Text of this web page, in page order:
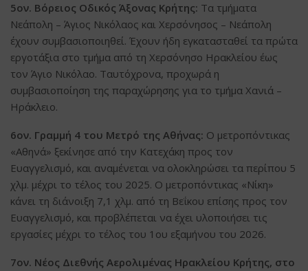
5ον. Βόρειος Οδικός Άξονας Κρήτης: Τα τμήματα
Νεάπολη – Άγιος Νικόλαος και Χερσόνησος – Νεάπολη
έχουν συμβασιοποιηθεί. Έχουν ήδη εγκατασταθεί τα πρώτα
εργοτάξια στο τμήμα από τη Χερσόνησο Ηρακλείου έως
τον Άγιο Νικόλαο. Ταυτόχρονα, προχωρά η
συμβασιοποίηση της παραχώρησης για το τμήμα Χανιά –
Ηράκλειο.
6ον. Γραμμή 4 του Μετρό της Αθήνας: Ο μετροπόντικας
«Αθηνά» ξεκίνησε από την Κατεχάκη προς τον
Ευαγγελισμό, και αναμένεται να ολοκληρώσει τα περίπου 5
χλμ. μέχρι το τέλος του 2025. Ο μετροπόντικας «Νίκη»
κάνει τη διάνοιξη 7,1 χλμ. από τη Βεΐκου επίσης προς τον
Ευαγγελισμό, και προβλέπεται να έχει υλοποιήσει τις
εργασίες μέχρι το τέλος του 1ου εξαμήνου του 2026.
7ον. Νέος Διεθνής Αερολιμένας Ηρακλείου Κρήτης, στο